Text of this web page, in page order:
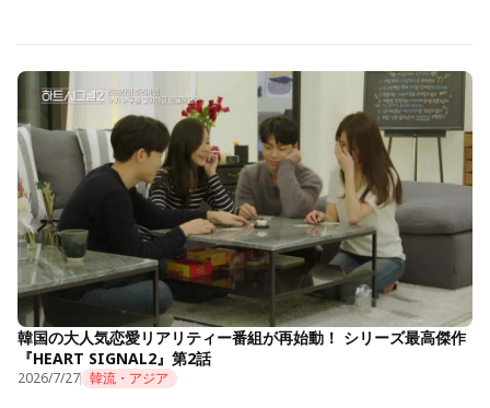
韓国の大人気恋愛リアリティー番組が再始動！ シリーズ最高傑作
『HEART SIGNAL2』第2話
2026/7/27 韓流・アジア